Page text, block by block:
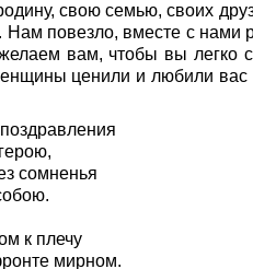
свою семью, своих
Нам повезло, вместе с нами
вам, чтобы вы легко
ценили и любили вас
сомненья
к плечу
мирном.